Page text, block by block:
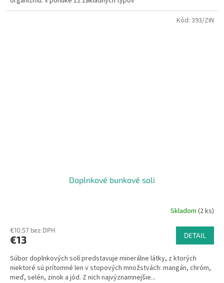
Doplnkové bunkové soli
Skladom (2 ks)
€10,57 bez DPH
€13 DETAIL
Súbor doplnkových solí predstavuje minerálne látky, z ktorých
niektoré sú prítomné len v stopových množstvách: mangán, chróm,
meď, selén, zinok a jód. Z nich najvýznamnejšie...
Kód: 393/ZIN